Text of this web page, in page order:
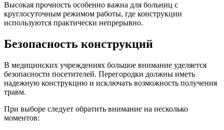
Высокая прочность особенно важна для больниц с
круглосуточным режимом работы, где конструкции
используются практически непрерывно.
Безопасность конструкций
В медицинских учреждениях большое внимание уделяется
безопасности посетителей. Перегородки должны иметь
надежную конструкцию и исключать возможность получения
травм.
При выборе следует обратить внимание на несколько
моментов: